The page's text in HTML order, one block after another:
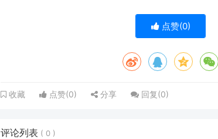
点赞(0)
收藏 点赞(0) 分享 回复(0)
评论列表 ( 0 )